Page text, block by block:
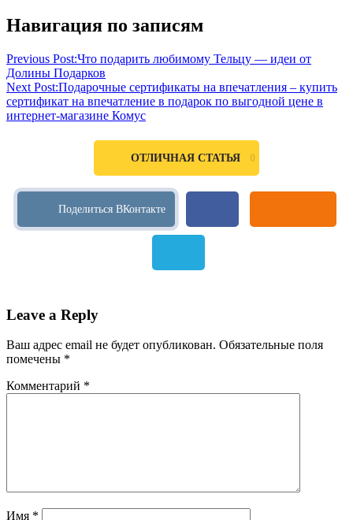
оригинальный
подарок
руководителюпамятный
подарок
руководителю
Навигация по записям
Previous Post:Что подарить любимому Тельцу — идеи от
Долины Подарков
Next Post:Подарочные сертификаты на впечатления – купить
сертификат на впечатление в подарок по выгодной цене в
интернет-магазине Комус
ОТЛИЧНАЯ СТАТЬЯ 0
Leave a Reply
Ваш адрес email не будет опубликован. Обязательные поля
помечены *
Комментарий *
Имя *